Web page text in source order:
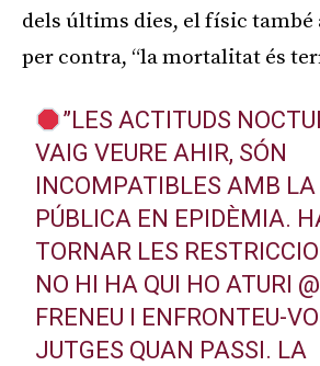
dels últims dies, el físic també
per contra, “la mortalitat és
”LES ACTITUDS
VAIG VEURE AHIR, SÓN
INCOMPATIBLES AMB
PÚBLICA EN EPIDÈMIA.
TORNAR LES
NO HI HA QUI HO ATURI
FRENEU I ENFRONTEU-
JUTGES QUAN PASSI. LA